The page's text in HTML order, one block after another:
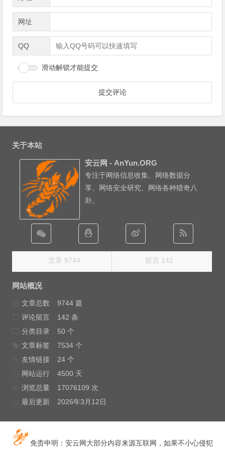
网址
QQ
滑动解锁才能提交
关于本站
安云网 - AnYun.ORG
专注于网络信息收集、网络数据分
享、网络安全研究、网络各种猎奇八
卦。
文章 9744 留言 142
网站概况
文章总数
9744 篇
评论留言
142 条
分类目录
50 个
文章标签
7534 个
友情链接
24 个
网站运行
4500 天
浏览总量
17076109 次
最后更新
2026年3月12日
免责申明：安云网大部分内容来源互联网，如果不小心侵犯